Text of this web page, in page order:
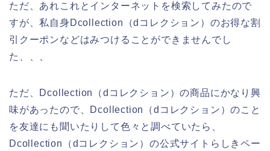
ただ、あれこれとインターネットを検索してみたので
すが、私自身Dcollection（dコレクション）のお得な割
引クーポンなどはみつけることができませんでし
た、、、
ただ、Dcollection（dコレクション）の商品にかなり興
味があったので、Dcollection（dコレクション）のこと
を友達にも聞いたりして色々と調べていたら、
Dcollection（dコレクション）の公式サイトらしきペー